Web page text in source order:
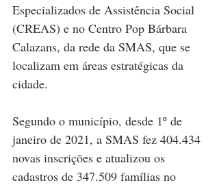
Especializados de Assistência Social
(CREAS) e no Centro Pop Bárbara
Calazans, da rede da SMAS, que se
localizam em áreas estratégicas da
cidade.
Segundo o município, desde 1º de
janeiro de 2021, a SMAS fez 404.434
novas inscrições e atualizou os
cadastros de 347.509 famílias no